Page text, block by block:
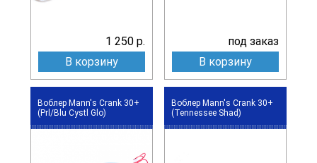
1 250 р.
В корзину
под заказ
В корзину
Воблер Mann's Crank 30+
(Prl/Blu Cystl Glo)
Воблер Mann's Crank 30+
(Tennessee Shad)